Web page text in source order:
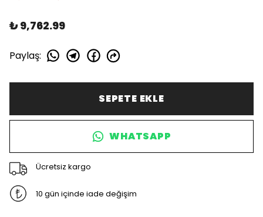
₺ 9,762.99
Paylaş:
SEPETE EKLE
WHATSAPP
Ücretsiz kargo
10 gün içinde iade değişim